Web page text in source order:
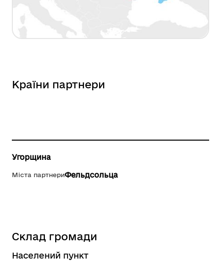
Країни партнери
Угорщина
Міста партнериФельдсольца
Склад громади
Населений пункт